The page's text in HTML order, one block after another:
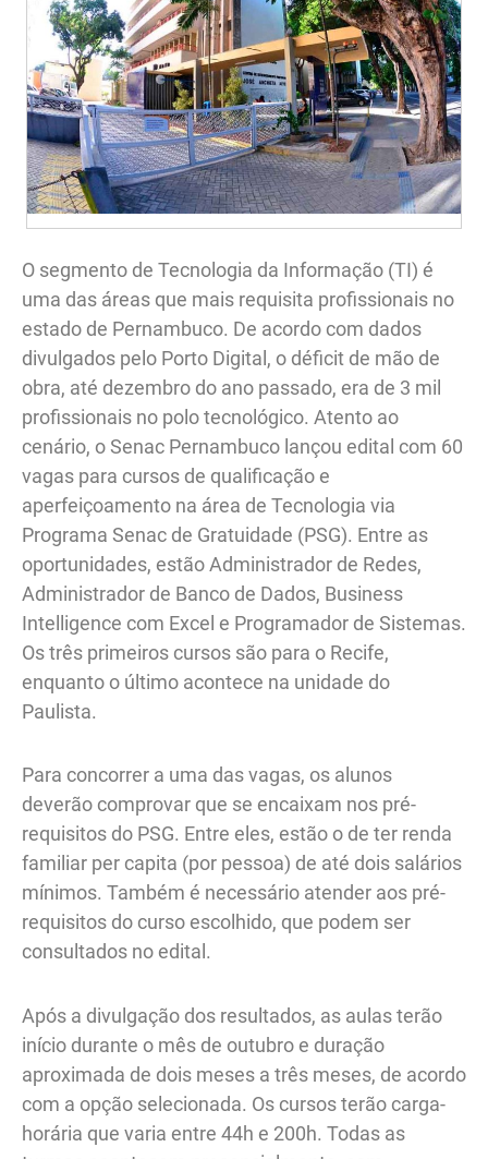
O segmento de Tecnologia da Informação (TI) é
uma das áreas que mais requisita profissionais no
estado de Pernambuco. De acordo com dados
divulgados pelo Porto Digital, o déficit de mão de
obra, até dezembro do ano passado, era de 3 mil
profissionais no polo tecnológico. Atento ao
cenário, o Senac Pernambuco lançou edital com 60
vagas para cursos de qualificação e
aperfeiçoamento na área de Tecnologia via
Programa Senac de Gratuidade (PSG). Entre as
oportunidades, estão Administrador de Redes,
Administrador de Banco de Dados, Business
Intelligence com Excel e Programador de Sistemas.
Os três primeiros cursos são para o Recife,
enquanto o último acontece na unidade do
Paulista.
Para concorrer a uma das vagas, os alunos
deverão comprovar que se encaixam nos pré-
requisitos do PSG. Entre eles, estão o de ter renda
familiar per capita (por pessoa) de até dois salários
mínimos. Também é necessário atender aos pré-
requisitos do curso escolhido, que podem ser
consultados no edital.
Após a divulgação dos resultados, as aulas terão
início durante o mês de outubro e duração
aproximada de dois meses a três meses, de acordo
com a opção selecionada. Os cursos terão carga-
horária que varia entre 44h e 200h. Todas as